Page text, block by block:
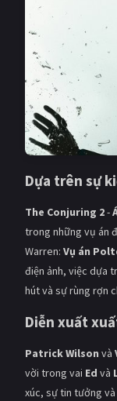
BLOG
Dựa trên sự
The Conjuring 2-
trong những vụ án
Warren: Vụ án
điện ảnh, việc dựa
hút và sự rùng rợn
Diễn xuất
Patrick Wilson và
vời trong vai Ed và
xúc, sự tin tưởng